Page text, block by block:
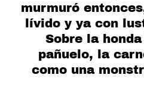
murmuró
lívido y ya con
Sobre la
pañuelo, la
como una